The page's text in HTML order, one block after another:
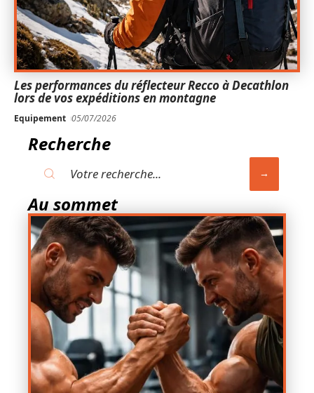
Les performances du réflecteur Recco à Decathlon
lors de vos expéditions en montagne
Equipement 05/07/2026
Recherche
Au sommet